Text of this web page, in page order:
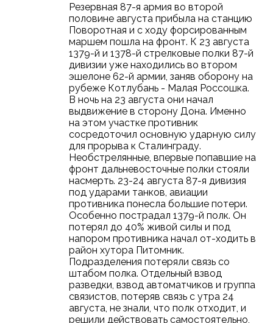
Резервная 87-я армия во второй
половине августа прибыла на станцию
Поворотная и с ходу форсированным
маршем пошла на фронт. К 23 августа
1379-й и 1378-й стрелковые полки 87-й
дивизии уже находились во втором
эшелоне 62-й армии, заняв оборону на
рубеже Котлубань - Малая Россошка.
В ночь на 23 августа они начал
выдвижение в сторону Дона. Именно
на этом участке противник
сосредоточил основную ударную силу
для прорыва к Сталинграду.
Необстрелянные, впервые попавшие на
фронт дальневосточные полки стояли
насмерть. 23-24 августа 87-я дивизия
под ударами танков, авиации
противника понесла большие потери.
Особенно пострадал 1379-й полк. Он
потерял до 40% живой силы и под
напором противника начал от-ходить в
район хутора Питомник.
Подразделения потеряли связь со
штабом полка. Отдельный взвод
разведки, взвод автоматчиков и группа
связистов, потеряв связь с утра 24
августа, не знали, что полк отходит, и
решили действовать самостоятельно,